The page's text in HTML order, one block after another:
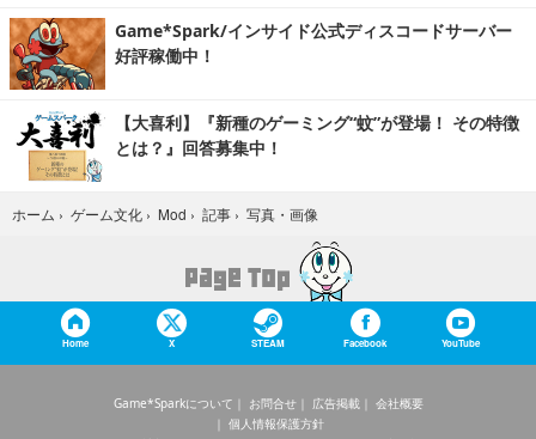
Game*Spark/インサイド公式ディスコードサーバー
好評稼働中！
【大喜利】『新種のゲーミング“蚊”が登場！ その特徴
とは？』回答募集中！
ホーム › ゲーム文化 › Mod › 記事 › 写真・画像
Home X STEAM Facebook YouTube
Game*Sparkについて お問合せ 広告掲載
会社概要
個人情報保護方針